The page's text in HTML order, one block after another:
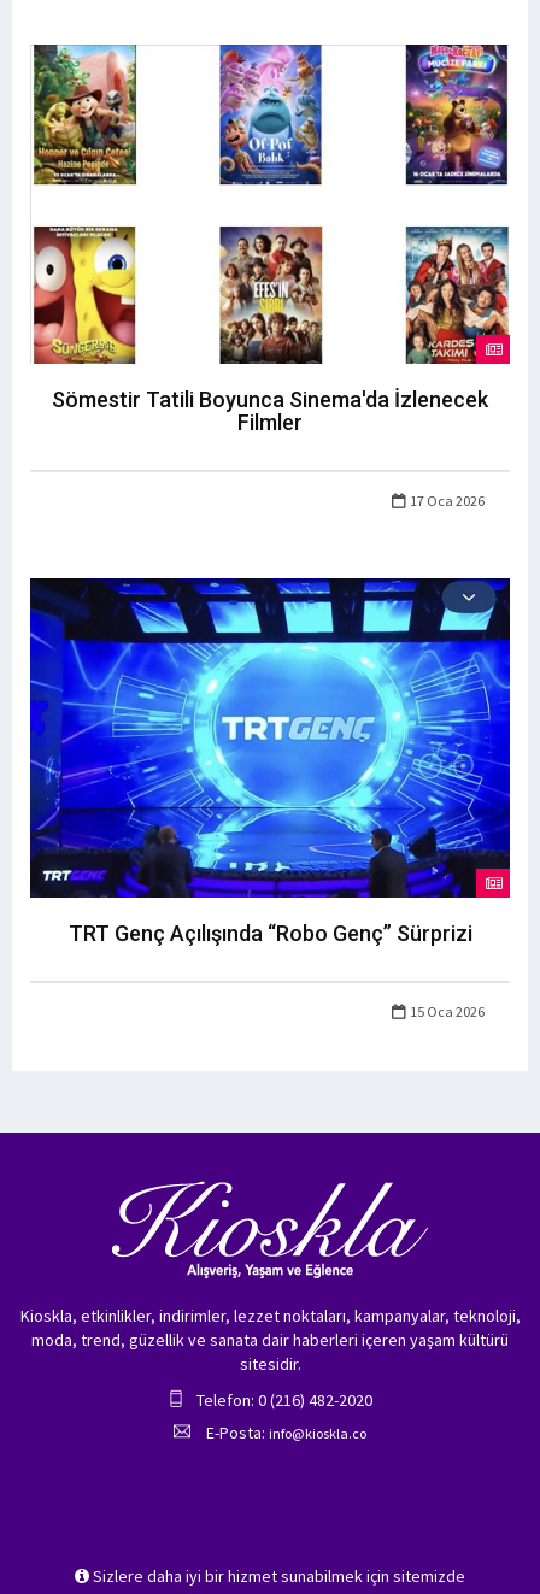
Sömestir Tatili Boyunca Sinema'da İzlenecek
Filmler
17 Oca 2026
TRT Genç Açılışında “Robo Genç” Sürprizi
15 Oca 2026
Sizlere daha iyi bir hizmet sunabilmek için sitemizde
Kioskla, etkinlikler, indirimler, lezzet noktaları, kampanyalar, teknoloji,
moda, trend, güzellik ve sanata dair haberleri içeren yaşam kültürü
sitesidir.
Telefon: 0 (216) 482-2020
E-Posta: info@kioskla.co